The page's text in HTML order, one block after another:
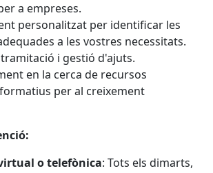
a empreses.
personalitzat per identificar les
a les vostres necessitats.
i gestió d'ajuts.
en la cerca de recursos
per al creixement
o telefònica: Tots els dimarts,